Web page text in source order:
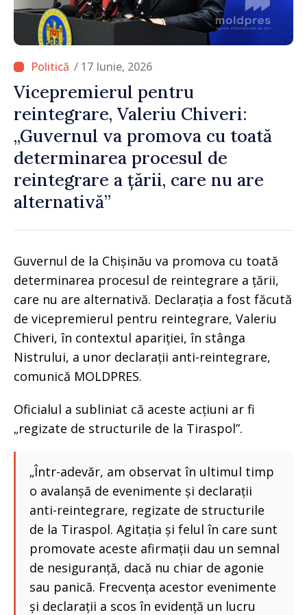
/ 17 Iunie, 2026
Vicepremierul pentru
reintegrare, Valeriu Chiveri:
„Guvernul va promova cu toată
determinarea procesul de
reintegrare a țării, care nu are
alternativă”
Guvernul de la Chișinău va promova cu toată
determinarea procesul de reintegrare a țării,
care nu are alternativă. Declarația a fost făcută
de vicepremierul pentru reintegrare, Valeriu
Chiveri, în contextul apariției, în stânga
Nistrului, a unor declarații anti-reintegrare,
comunică MOLDPRES.
Oficialul a subliniat că aceste acțiuni ar fi
„regizate de structurile de la Tiraspol”.
„Într-adevăr, am observat în ultimul timp
o avalanșă de evenimente și declarații
anti-reintegrare, regizate de structurile
de la Tiraspol. Agitația și felul în care sunt
promovate aceste afirmații dau un semnal
de nesiguranță, dacă nu chiar de agonie
sau panică. Frecvența acestor evenimente
și declarații a scos în evidență un lucru